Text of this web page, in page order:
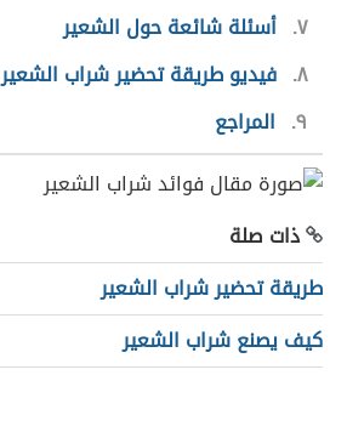
٧ أسئلة شائعة حول الشعير
٨ فيديو طريقة تحضير شراب الشعير
٩ المراجع
ذات صلة
طريقة تحضير شراب الشعير
كيف يصنع شراب الشعير